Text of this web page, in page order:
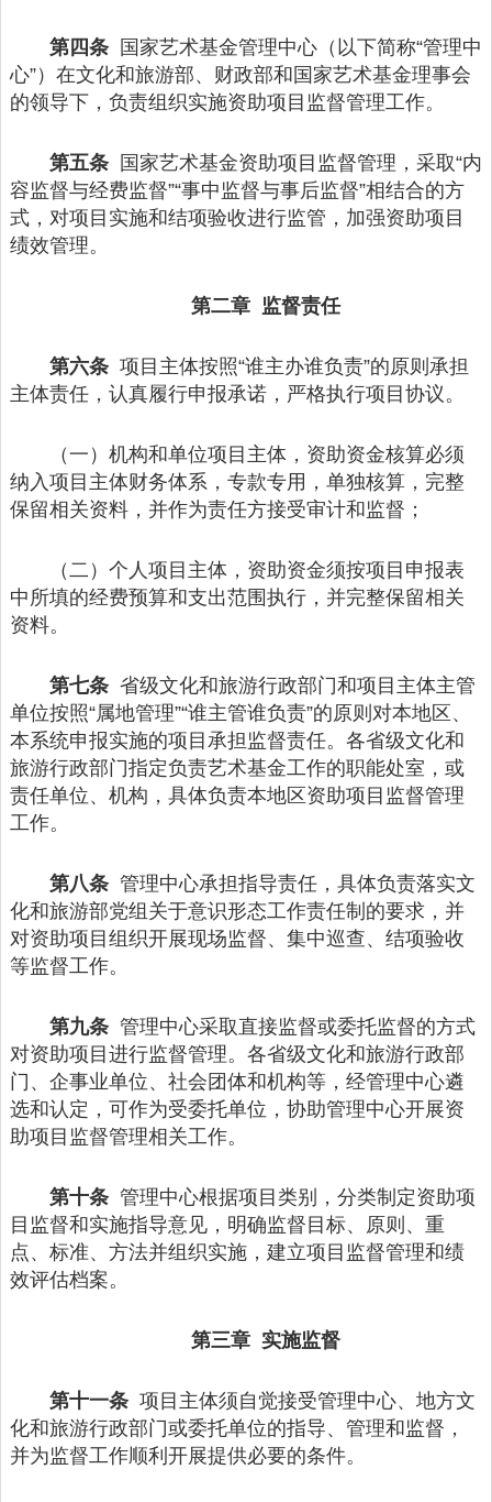
第四条 国家艺术基金管理中心（以下简称“管理中
心”）在文化和旅游部、财政部和国家艺术基金理事会
的领导下，负责组织实施资助项目监督管理工作。
第五条 国家艺术基金资助项目监督管理，采取“内
容监督与经费监督”“事中监督与事后监督”相结合的方
式，对项目实施和结项验收进行监管，加强资助项目
绩效管理。
第二章 监督责任
第六条 项目主体按照“谁主办谁负责”的原则承担
主体责任，认真履行申报承诺，严格执行项目协议。
（一）机构和单位项目主体，资助资金核算必须
纳入项目主体财务体系，专款专用，单独核算，完整
保留相关资料，并作为责任方接受审计和监督；
（二）个人项目主体，资助资金须按项目申报表
中所填的经费预算和支出范围执行，并完整保留相关
资料。
第七条 省级文化和旅游行政部门和项目主体主管
单位按照“属地管理”“谁主管谁负责”的原则对本地区、
本系统申报实施的项目承担监督责任。各省级文化和
旅游行政部门指定负责艺术基金工作的职能处室，或
责任单位、机构，具体负责本地区资助项目监督管理
工作。
第八条 管理中心承担指导责任，具体负责落实文
化和旅游部党组关于意识形态工作责任制的要求，并
对资助项目组织开展现场监督、集中巡查、结项验收
等监督工作。
第九条 管理中心采取直接监督或委托监督的方式
对资助项目进行监督管理。各省级文化和旅游行政部
门、企事业单位、社会团体和机构等，经管理中心遴
选和认定，可作为受委托单位，协助管理中心开展资
助项目监督管理相关工作。
第十条 管理中心根据项目类别，分类制定资助项
目监督和实施指导意见，明确监督目标、原则、重
点、标准、方法并组织实施，建立项目监督管理和绩
效评估档案。
第三章 实施监督
第十一条 项目主体须自觉接受管理中心、地方文
化和旅游行政部门或委托单位的指导、管理和监督，
并为监督工作顺利开展提供必要的条件。